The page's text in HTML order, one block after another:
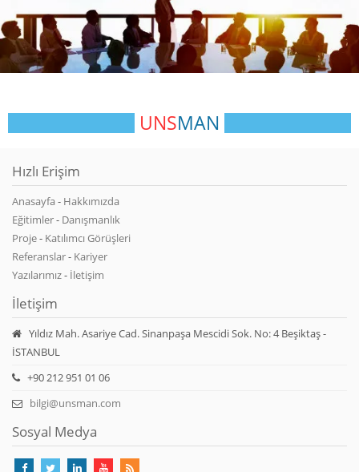
UNSMAN
Hızlı Erişim
Anasayfa - Hakkımızda
Eğitimler- Danışmanlık
Proje- Katılımcı Görüşleri
Referanslar- Kariyer
Yazılarımız- İletişim
İletişim
Yıldız Mah. Asariye Cad. Sinanpaşa Mescidi Sok. No: 4 Beşiktaş -
İSTANBUL
+90 212 951 01 06
bilgi@unsman.com
Sosyal Medya